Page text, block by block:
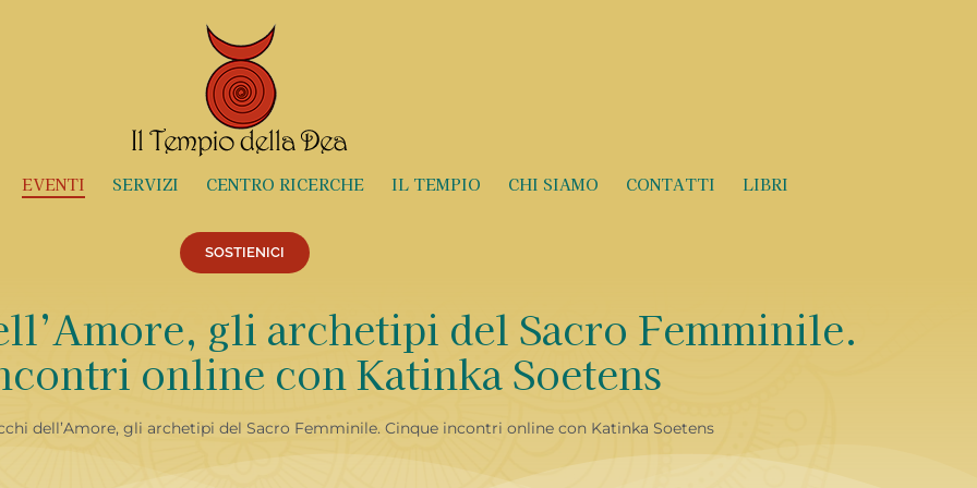
EVENTI SERVIZI CENTRO RICERCHE IL TEMPIO CHI SIAMO CONTATTI LIBRI
SOSTIENICI
gli archetipi del Sacro Femminile.
online con Katinka Soetens
dell’Amore, gli archetipi del Sacro Femminile. Cinque incontri online con Katinka Soetens